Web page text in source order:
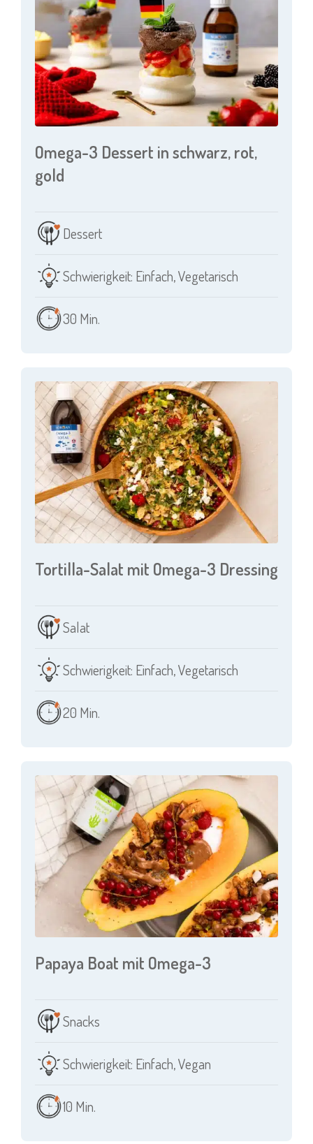
Omega-3 Dessert in schwarz, rot,
gold
Dessert
Schwierigkeit: Einfach,Vegetarisch
30 Min.
Tortilla-Salat mit Omega-3 Dressing
Salat
Schwierigkeit: Einfach,Vegetarisch
20 Min.
Papaya Boat mit Omega-3
Snacks
Schwierigkeit: Einfach,Vegan
10 Min.